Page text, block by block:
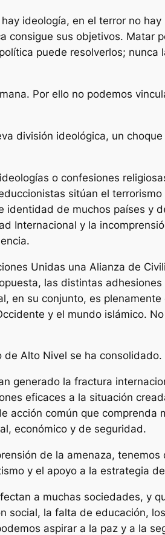
ideología, en el terror no
consigue sus objetivos. Matar
puede resolverlos; nunca
Por ello no podemos
división ideológica, un
o confesiones
sitúan el terrorismo
de muchos países y
Internacional y la
Unidas una Alianza de
las distintas
en su conjunto, es
y el mundo islámico.
Alto Nivel se ha consolidado.
generado la fractura
eficaces a la situación
acción común que comprenda
económico y de seguridad.
de la amenaza, tenemos
y el apoyo a la estrategia
a muchas sociedades, y
social, la falta de educación,
aspirar a la paz y a la